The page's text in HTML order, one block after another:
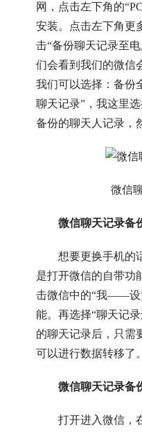
网，点击左下角的
安装。点击左下角更
击“备份聊天记录至
们会看到我们的微信
我们可以选择：备份
聊天记录”，我这里
备份的聊天人记录，
微信
微信聊天记录备
想要更换手机的话
是打开微信的自带功
击微信中的“我——设
能。再选择“聊天记
的聊天记录后，只需
可以进行数据转移了。
微信聊天记录备
打开进入微信，在